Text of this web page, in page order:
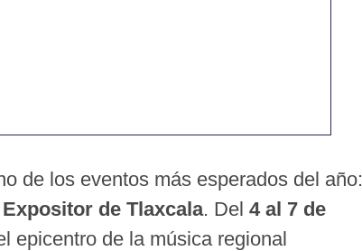
de los eventos más esperados del año:
de Tlaxcala. Del 4 al 7 de
epicentro de la música regional